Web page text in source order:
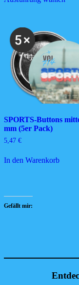
Die
auf
der
SPORTS-Buttons
mm (5er Pack)
5,47 €
In den Warenkorb
Gefällt mir: